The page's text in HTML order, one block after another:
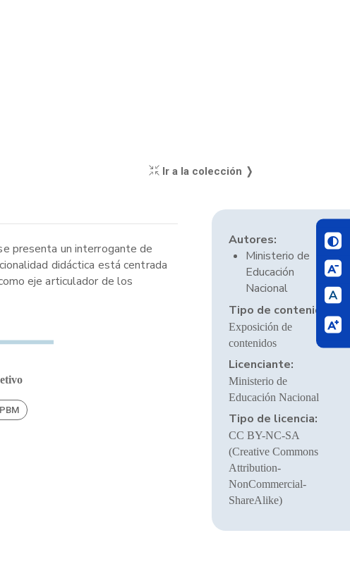
Ir a la colección ❭
presenta un interrogante de
didáctica está centrada
eje articulador de los
Autores:
Ministerio de
Educación
Nacional
Tipo de contenido:
Exposición de
contenidos
Licenciante:
Ministerio de
Educación Nacional
Tipo de licencia:
CC BY-NC-SA
(Creative Commons
Attribution-
NonCommercial-
ShareAlike)